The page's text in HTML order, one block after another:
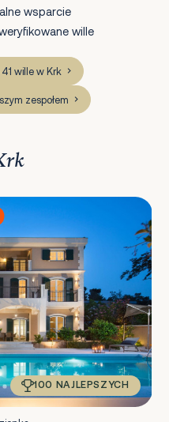
wsparcie
wille
wille w Krk
zespołem
100 NAJLEPSZYCH